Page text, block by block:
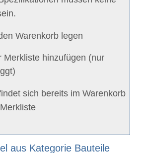
Warenkorb legen
Merkliste hinzufügen (nur
sich bereits im Warenkorb
aus Kategorie Bauteile